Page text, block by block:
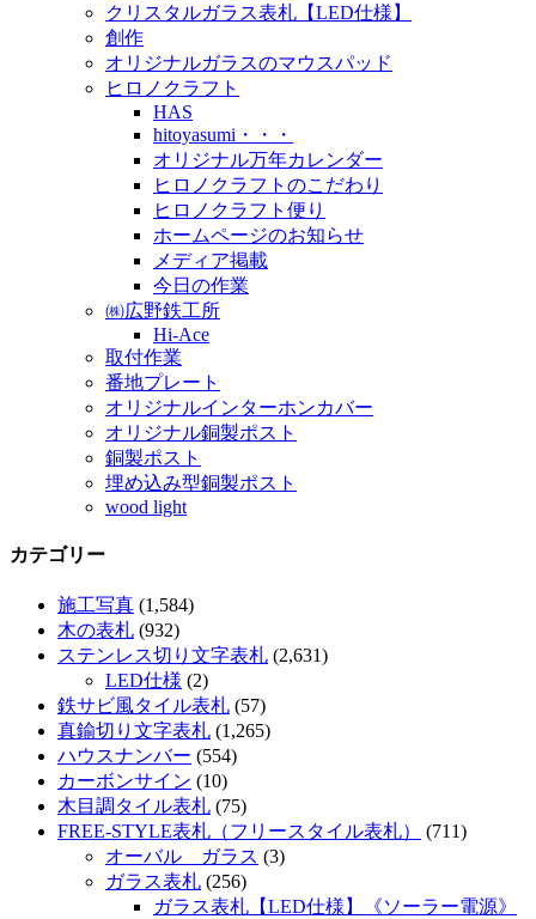
クリスタルガラス表札【LED仕様】
創作
オリジナルガラスのマウスパッド
ヒロノクラフト
HAS
hitoyasumi・・・
オリジナル万年カレンダー
ヒロノクラフトのこだわり
ヒロノクラフト便り
ホームページのお知らせ
メディア掲載
今日の作業
㈱広野鉄工所
Hi-Ace
取付作業
番地プレート
オリジナルインターホンカバー
オリジナル銅製ポスト
銅製ポスト
埋め込み型銅製ポスト
wood light
カテゴリー
施工写真 (1,584)
木の表札 (932)
ステンレス切り文字表札 (2,631)
LED仕様 (2)
鉄サビ風タイル表札 (57)
真鍮切り文字表札 (1,265)
ハウスナンバー (554)
カーボンサイン (10)
木目調タイル表札 (75)
FREE-STYLE表札（フリースタイル表札）
(711)
オーバル ガラス (3)
ガラス表札 (256)
ガラス表札【LED仕様】《ソーラー電源》